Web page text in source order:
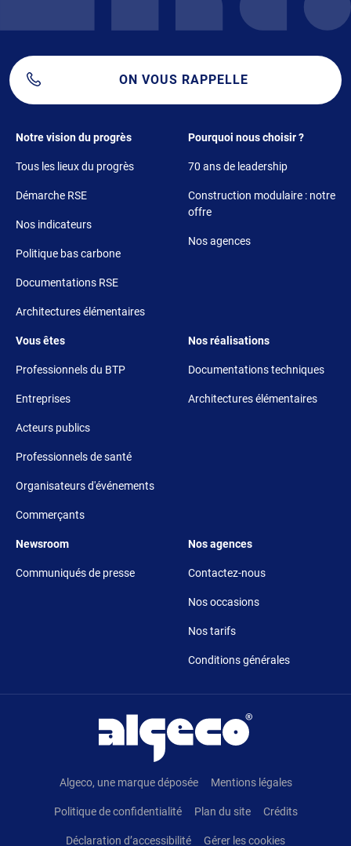
ON VOUS RAPPELLE
Footer 1
Notre vision du progrès
Tous les lieux du progrès
Démarche RSE
Nos indicateurs
Politique bas carbone
Documentations RSE
Architectures élémentaires
Footer 2
Pourquoi nous choisir ?
70 ans de leadership
Construction modulaire : notre
offre
Nos agences
Footer 3
Vous êtes
Professionnels du BTP
Entreprises
Acteurs publics
Professionnels de santé
Organisateurs d'événements
Commerçants
Footer 4
Nos réalisations
Documentations techniques
Architectures élémentaires
Footer 5
Newsroom
Communiqués de presse
Footer 6
Nos agences
Contactez-nous
Nos occasions
Nos tarifs
Conditions générales
Algeco, une marque déposée Mentions légales
Politique de confidentialité Plan du site Crédits
Déclaration d’accessibilité Gérer les cookies